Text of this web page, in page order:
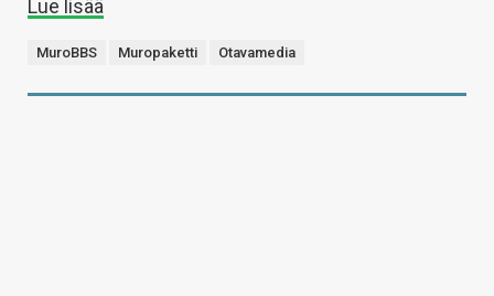
Lue lisää
MuroBBS Muropaketti Otavamedia